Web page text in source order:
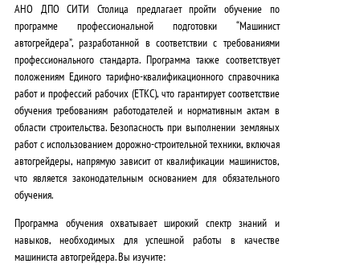
АНО ДПО СИТИ Столица предлагает пройти обучение по
программе профессиональной подготовки “Машинист
автогрейдера”, разработанной в соответствии с требованиями
профессионального стандарта. Программа также соответствует
положениям Единого тарифно-квалификационного справочника
работ и профессий рабочих (ЕТКС), что гарантирует соответствие
обучения требованиям работодателей и нормативным актам в
области строительства.Безопасность при выполнении земляных
работс использованием дорожно-строительной техники, включая
автогрейдеры, напрямую зависит от квалификации машинистов,
что является законодательным основанием для обязательного
обучения.
Программа обучения охватывает широкий спектр знаний и
навыков, необходимых для успешной работы в качестве
машиниста автогрейдера. Вы изучите: